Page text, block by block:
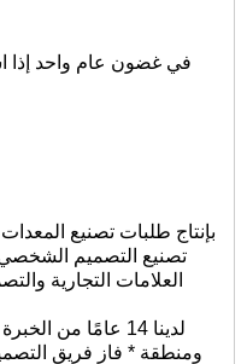
في غضون عام واحد إذا
تصنيع التصميم
العلامات التجارية
ومنطقة * فاز فريق